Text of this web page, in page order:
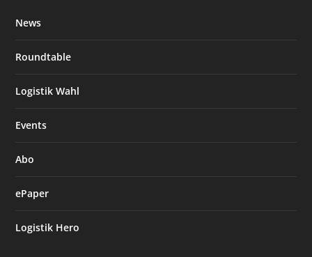
News
Roundtable
Logistik Wahl
Events
Abo
ePaper
Logistik Hero